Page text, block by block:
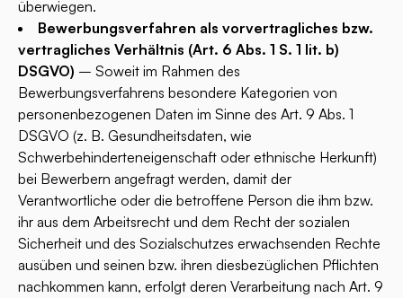
überwiegen.
Bewerbungsverfahren als vorvertragliches bzw.
vertragliches Verhältnis (Art. 6 Abs. 1 S. 1 lit. b)
DSGVO) – Soweit im Rahmen des
Bewerbungsverfahrens besondere Kategorien von
personenbezogenen Daten im Sinne des Art. 9 Abs. 1
DSGVO (z. B. Gesundheitsdaten, wie
Schwerbehinderteneigenschaft oder ethnische Herkunft)
bei Bewerbern angefragt werden, damit der
Verantwortliche oder die betroffene Person die ihm bzw.
ihr aus dem Arbeitsrecht und dem Recht der sozialen
Sicherheit und des Sozialschutzes erwachsenden Rechte
ausüben und seinen bzw. ihren diesbezüglichen Pflichten
nachkommen kann, erfolgt deren Verarbeitung nach Art. 9